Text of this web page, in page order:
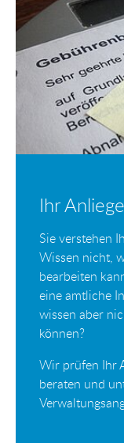
Ihr
Sie verstehen
Wissen nicht,
bearbeiten
eine amtliche
wissen aber
können?
Wir prüfen Ihr
beraten und